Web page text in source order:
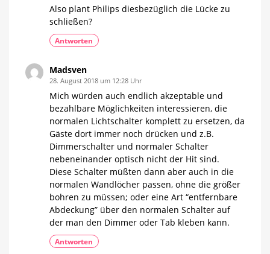
Also plant Philips diesbezüglich die Lücke zu
schließen?
Antworten
Madsven
28. August 2018 um 12:28 Uhr
Mich würden auch endlich akzeptable und
bezahlbare Möglichkeiten interessieren, die
normalen Lichtschalter komplett zu ersetzen, da
Gäste dort immer noch drücken und z.B.
Dimmerschalter und normaler Schalter
nebeneinander optisch nicht der Hit sind.
Diese Schalter müßten dann aber auch in die
normalen Wandlöcher passen, ohne die größer
bohren zu müssen; oder eine Art “entfernbare
Abdeckung” über den normalen Schalter auf
der man den Dimmer oder Tab kleben kann.
Antworten